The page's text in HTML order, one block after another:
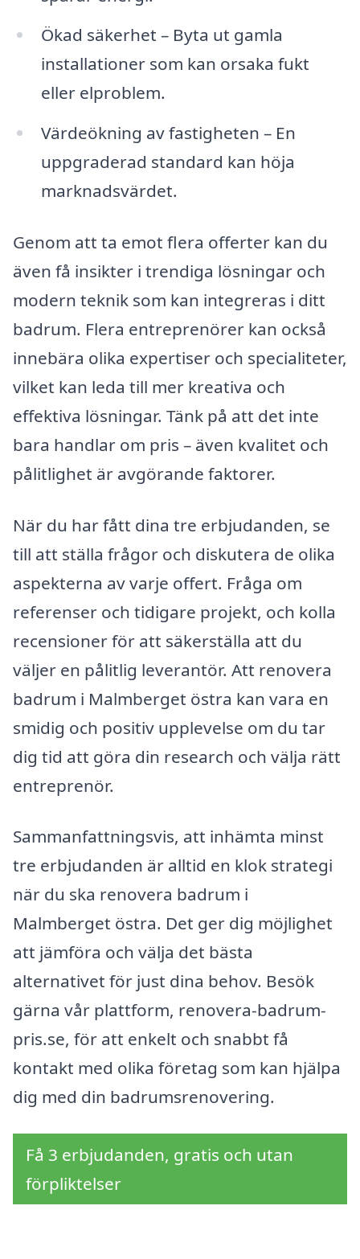
Ökad säkerhet – Byta ut gamla
installationer som kan orsaka fukt
eller elproblem.
Värdeökning av fastigheten – En
uppgraderad standard kan höja
marknadsvärdet.
Genom att ta emot flera offerter kan du
även få insikter i trendiga lösningar och
modern teknik som kan integreras i ditt
badrum. Flera entreprenörer kan också
innebära olika expertiser och specialiteter,
vilket kan leda till mer kreativa och
effektiva lösningar. Tänk på att det inte
bara handlar om pris – även kvalitet och
pålitlighet är avgörande faktorer.
När du har fått dina tre erbjudanden, se
till att ställa frågor och diskutera de olika
aspekterna av varje offert. Fråga om
referenser och tidigare projekt, och kolla
recensioner för att säkerställa att du
väljer en pålitlig leverantör. Att renovera
badrum i Malmberget östra kan vara en
smidig och positiv upplevelse om du tar
dig tid att göra din research och välja rätt
entreprenör.
Sammanfattningsvis, att inhämta minst
tre erbjudanden är alltid en klok strategi
när du ska renovera badrum i
Malmberget östra. Det ger dig möjlighet
att jämföra och välja det bästa
alternativet för just dina behov. Besök
gärna vår plattform, renovera-badrum-
pris.se, för att enkelt och snabbt få
kontakt med olika företag som kan hjälpa
dig med din badrumsrenovering.
Få 3 erbjudanden, gratis och utan
förpliktelser